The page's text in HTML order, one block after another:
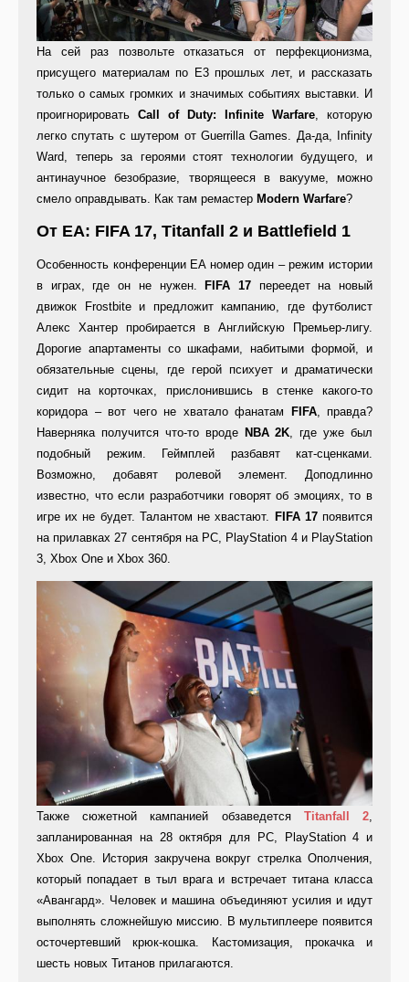
На сей раз позвольте отказаться от перфекционизма,
присущего материалам по E3 прошлых лет, и рассказать
только о самых громких и значимых событиях выставки. И
проигнорировать Call of Duty: Infinite Warfare, которую
легко спутать с шутером от Guerrilla Games. Да-да, Infinity
Ward, теперь за героями стоят технологии будущего, и
антинаучное безобразие, творящееся в вакууме, можно
смело оправдывать. Как там ремастер Modern Warfare?
От EA: FIFA 17, Titanfall 2 и Battlefield 1
Особенность конференции EA номер один – режим истории
в играх, где он не нужен.
FIFA 17переедет на новый
движок Frostbite и предложит кампанию, где футболист
Алекс Хантер пробирается в Английскую Премьер-лигу.
Дорогие апартаменты со шкафами, набитыми формой, и
обязательные сцены, где герой психует и драматически
сидит на корточках, прислонившись в стенке какого-то
коридора – вот чего не хватало фанатам
FIFA, правда?
Наверняка получится что-то вроде NBA 2K, где уже был
подобный режим. Геймплей разбавят кат-сценками.
Возможно, добавят ролевой элемент. Доподлинно
известно, что если разработчики говорят об эмоциях, то в
игре их не будет. Талантом не хвастают. FIFA 17появится
на прилавках 27 сентября на PC, PlayStation 4 и PlayStation
3, Xbox One и Xbox 360.
Также сюжетной кампанией обзаведется Titanfall 2
запланированная на 28 октября для PC, PlayStation 4 и
Xbox One. История закручена вокруг стрелка Ополчения,
который попадает в тыл врага и встречает титана класса
«Авангард». Человек и машина объединяют усилия и идут
выполнять сложнейшую миссию. В мультиплеере появится
осточертевший крюк-кошка. Кастомизация, прокачка и
шесть новых Титанов прилагаются.